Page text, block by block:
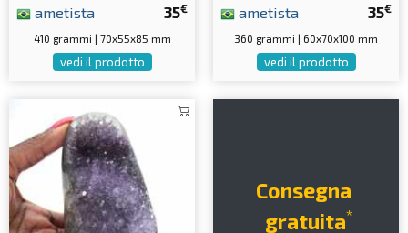
35€
ametista
410 grammi | 70x55x85 mm
vedi il prodotto
35€
ametista
360 grammi | 60x70x100 mm
vedi il prodotto
Consegna
gratuita*